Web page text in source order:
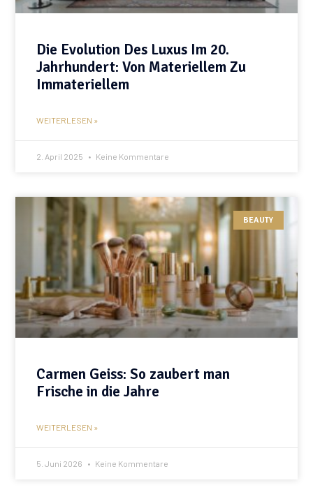
Die Evolution Des Luxus Im 20.
Jahrhundert: Von Materiellem Zu
Immateriellem
WEITERLESEN »
2. April 2025 Keine Kommentare
BEAUTY
Carmen Geiss: So zaubert man
Frische in die Jahre
WEITERLESEN »
5. Juni 2026 Keine Kommentare